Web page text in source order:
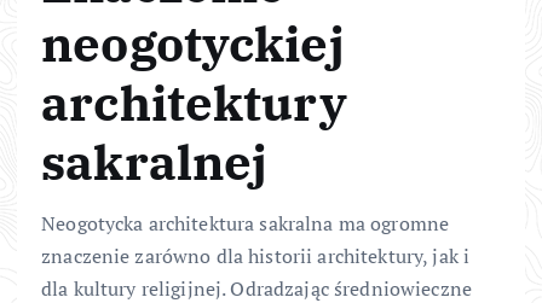
neogotyckiej
architektury
sakralnej
Neogotycka architektura sakralna ma ogromne
znaczenie zarówno dla historii architektury, jak i
dla kultury religijnej. Odradzając średniowieczne